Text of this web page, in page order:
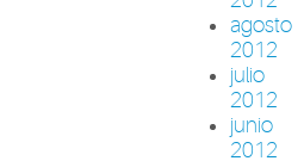
agosto
2012
julio
2012
junio
2012